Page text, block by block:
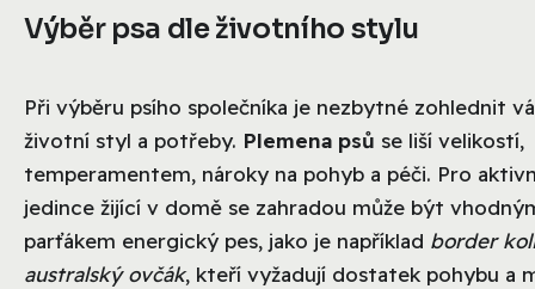
Výběr psa dle životního stylu
Při výběru psího společníka je nezbytné zohlednit
životní styl a potřeby. Plemena psů se liší velikostí,
temperamentem, nároky na pohyb a péči. Pro
jedince žijící v domě se zahradou může být
parťákem energický pes, jako je například border
australský ovčák, kteří vyžadují dostatek pohybu a